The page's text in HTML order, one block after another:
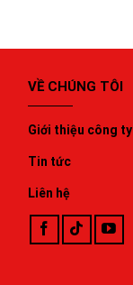
VỀ CHÚNG TÔI
Giới thiệu công ty
Tin tức
Liên hệ